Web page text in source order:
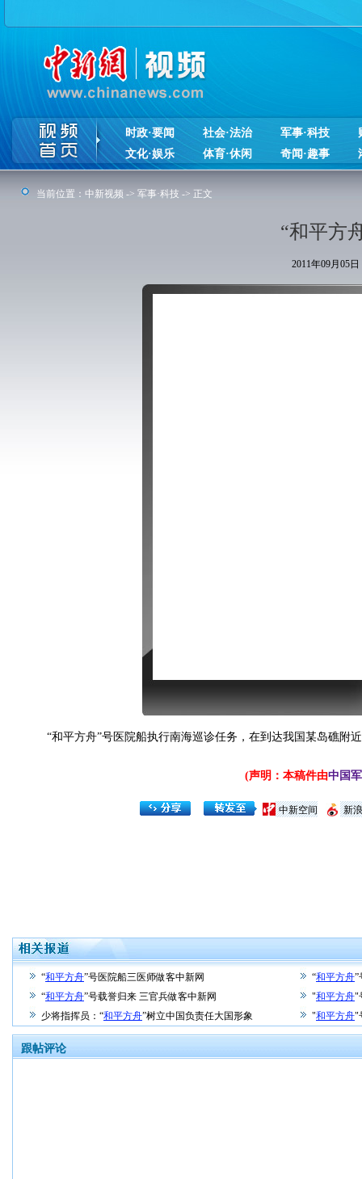
时政·要闻 社会·法治 军事·科技
文化·娱乐
体育·休闲 奇闻·趣事
当前位置： 中新视频 -> 军事·科技 -> 正文
“和平方
2011年09月05
“和平方舟”号医院船执行南海巡诊任务，在到达我国某岛礁附
(声明：本稿件由中国
新
中新空间
“和平方舟”号医院船三医师做客中新网 “和平方舟”
“和平方舟”号载誉归来 三官兵做客中新网 "和平方舟"
少将指挥员：“和平方舟”树立中国负责任大国形象 "和平方舟"
跟帖评论